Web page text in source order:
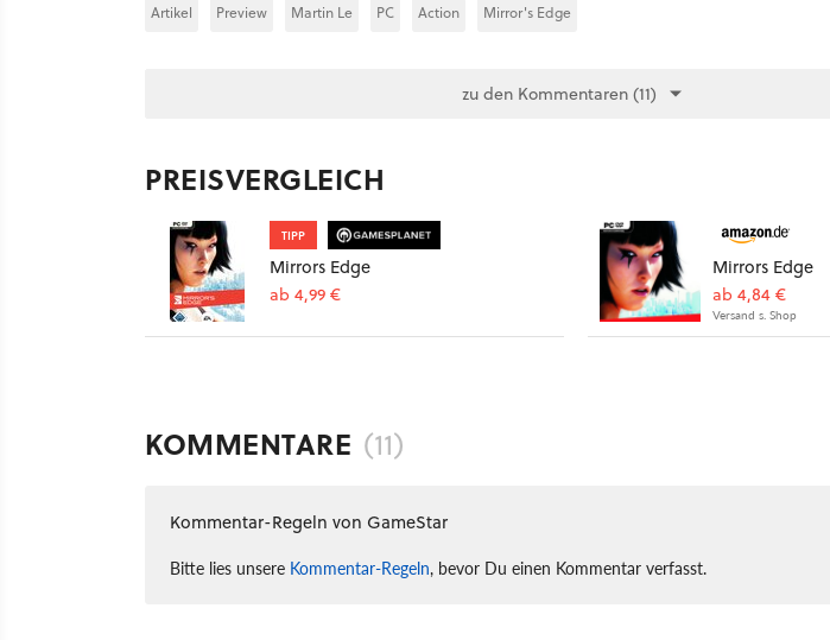
Artikel Preview Martin Le PC Action Mirror's Edge
zu den Kommentaren (11)
PREISVERGLEICH
TIPP
Mirrors Edge
ab 4,99 €
Mirrors Edge
ab 4,84 €
Versand s. Shop
KOMMENTARE (11)
Kommentar-Regeln von GameStar
Bitte lies unsere Kommentar-Regeln, bevor Du einen Kommentar verfasst.